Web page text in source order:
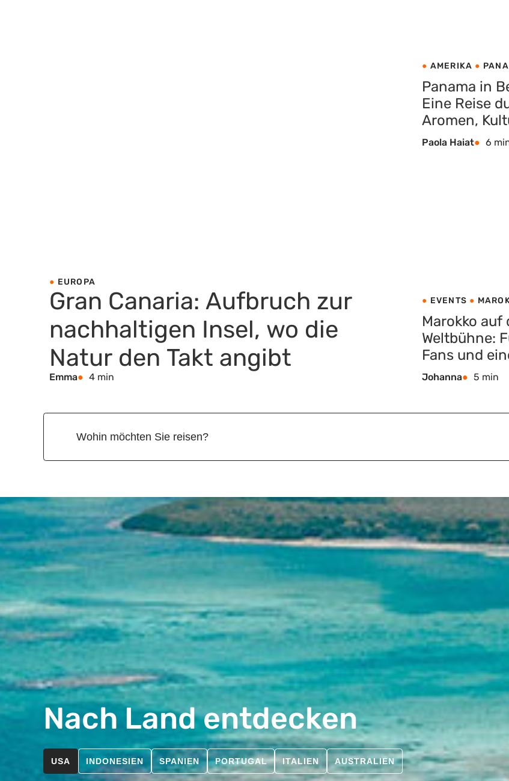
EUROPA
Gran Canaria: Aufbruch zur
nachhaltigen Insel, wo die
Natur den Takt angibt
Emma 4 min
AMERIKA
Panama in
Eine Reise
Aromen,
unberührte
Paola Haiat 6
EVENTS
Marokko auf
Weltbühne:
Fans und
im Wandel
Johanna 5 min
Nach Land entdecken
USA INDONESIEN SPANIEN PORTUGAL ITALIEN AUSTRALIEN